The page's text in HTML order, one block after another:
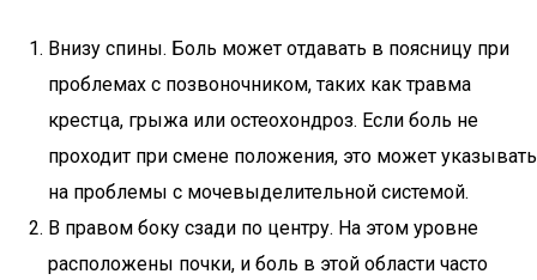
Внизу спины. Боль может отдавать в поясницу при
проблемах с позвоночником, таких как травма
крестца, грыжа или остеохондроз. Если боль не
проходит при смене положения, это может указывать
на проблемы с мочевыделительной системой.
В правом боку сзади по центру. На этом уровне
расположены почки, и боль в этой области часто